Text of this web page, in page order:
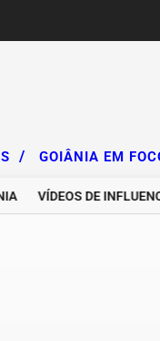
/ GOIÂNIA EM
VÍDEOS DE